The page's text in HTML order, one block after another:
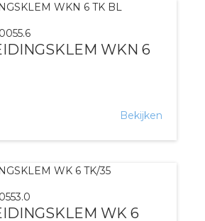
WKN 6
Bekijken
WK 6